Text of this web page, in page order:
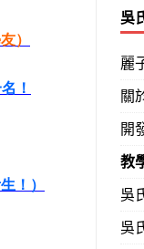
）
！
！）
吳
麗
關
開
教
吳
吳